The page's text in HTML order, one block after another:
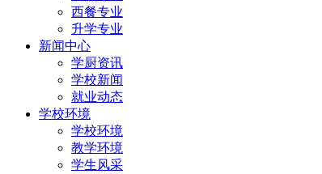
西餐专业
升学专业
新闻中心
学厨资讯
学校新闻
就业动态
学校环境
学校环境
教学环境
学生风采